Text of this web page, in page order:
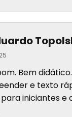
Bem
e texto
iniciantes e